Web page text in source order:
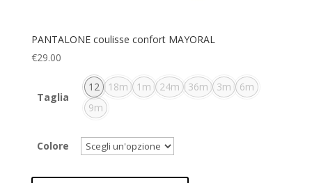
PANTALONE coulisse confort MAYORAL
€29.00
Taglia
12 18m 1m 24m 36m 3m
6m
9m
Colore